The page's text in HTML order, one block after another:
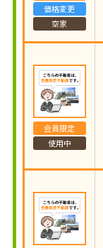
価格変更
空家
会員限定
使用中